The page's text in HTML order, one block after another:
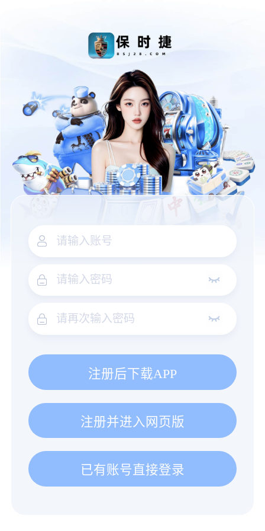
注册后下载APP
注册并进入网页版
已有账号直接登录